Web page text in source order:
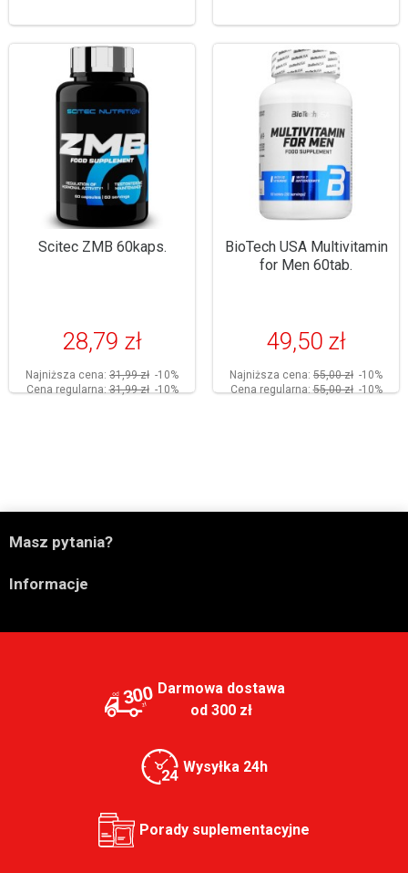
Scitec ZMB 60kaps.
28,79 zł
Najniższa cena: 31,99 zł -10%
Cena regularna:31,99 zł -10%
BioTech USA Multivitamin
for Men 60tab.
49,50 zł
Najniższa cena: 55,00 zł -10%
Cena regularna:55,00 zł -10%
Masz pytania?
Informacje
300 Darmowa dostawa
od 300 zł
Wysyłka 24h
Porady suplementacyjne